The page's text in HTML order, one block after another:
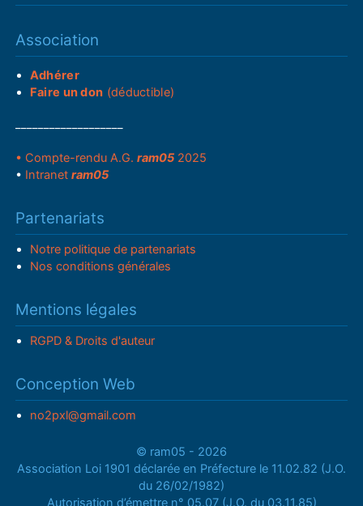
Association
Adhérer
Faire un don (déductible)
• Compte-rendu A.G.ram05 2025
• Intranetram05
Partenariats
Notre politique de partenariats
Nos conditions générales
Mentions légales
RGPD & Droits d'auteur
Conception Web
no2pxl@gmail.com
© ram05 - 2026
Association Loi 1901 déclarée en Préfecture le 11.02.82 (J.O.
du 26/02/1982)
Autorisation d’émettre n° 05.07 (J.O. du 03.11.85)